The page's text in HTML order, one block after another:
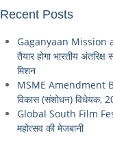
Recent Posts
Gaganyaan Mission
तैयार होगा भारतीय
मिशन
MSME Amendment
विकास (संशोधन) विधेयक,
Global South Film
महोत्सव की मेजबानी